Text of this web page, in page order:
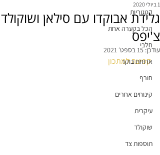
קטגוריות
הכל בקערה אחת
חלבי
ארוחת בוקר
חורף
קינוחים אחרים
עיקרית
שוקולד
תוספות צד
גלידת אבוקדו עם סילאן ושוקולד
צ'יפס
1 ביולי 2020
עודכן:15 בספט׳ 2021
קפיצה למתכון